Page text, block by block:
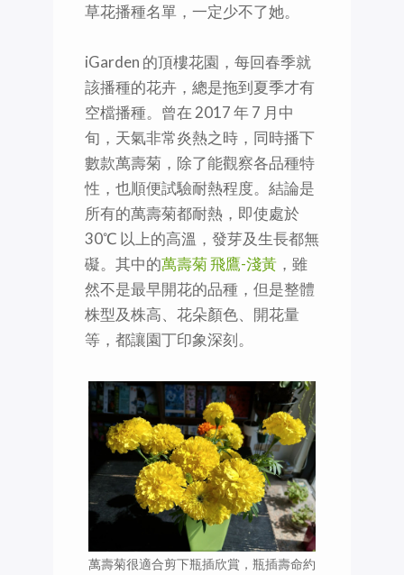
草花播種名單，一定少不了她。
iGarden 的頂樓花園，每回春季就
該播種的花卉，總是拖到夏季才有
空檔播種。曾在 2017 年 7 月中
旬，天氣非常炎熱之時，同時播下
數款萬壽菊，除了能觀察各品種特
性，也順便試驗耐熱程度。結論是
所有的萬壽菊都耐熱，即使處於
30℃ 以上的高溫，發芽及生長都無
礙。其中的萬壽菊 飛鷹-淺黃 ，雖
然不是最早開花的品種，但是整體
株型及株高、花朵顏色、開花量
等，都讓園丁印象深刻。
萬壽菊很適合剪下瓶插欣賞，瓶插壽命約